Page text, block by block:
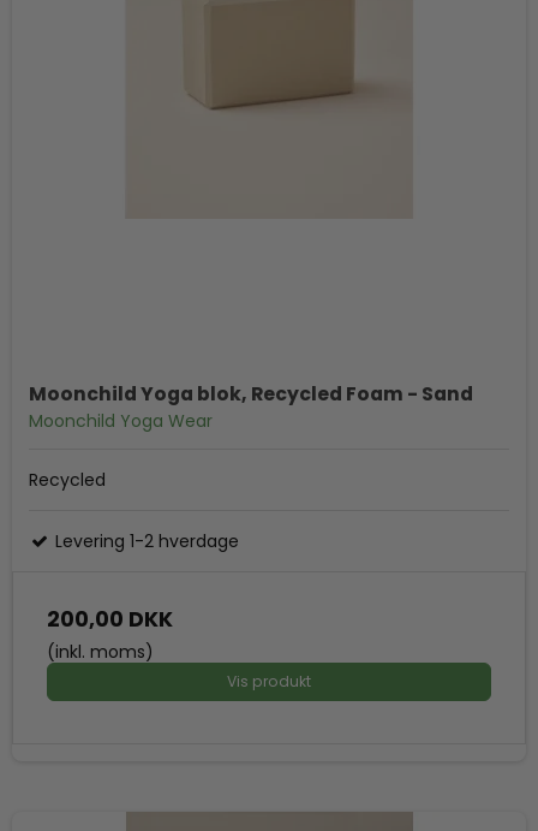
Moonchild Yoga blok, Recycled Foam - Sand
Moonchild Yoga Wear
Recycled
Levering 1-2 hverdage
200,00 DKK
(inkl. moms)
Vis produkt